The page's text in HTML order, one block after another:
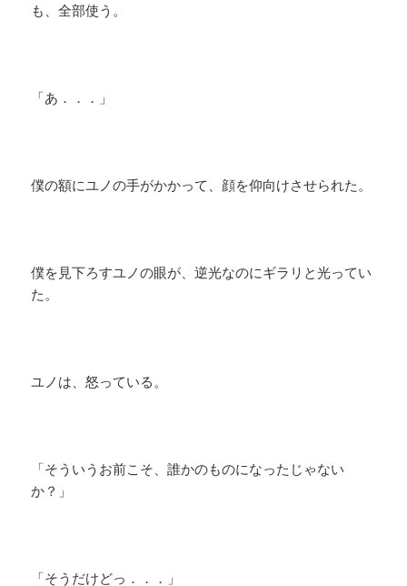
も、全部使う。
「あ．．．」
僕の額にユノの手がかかって、顔を仰向けさせられた。
僕を見下ろすユノの眼が、逆光なのにギラリと光ってい
た。
ユノは、怒っている。
「そういうお前こそ、誰かのものになったじゃない
か？」
「そうだけどっ．．．」